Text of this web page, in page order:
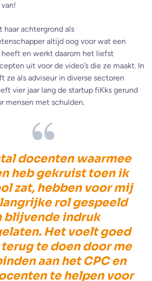
haar achtergrond als
altijd oog voor wat een
en werkt daarom het liefst
uit voor de video’s die ze maakt. In
ze als adviseur in diverse sectoren
vier jaar lang de startup fiKks gerund
mensen met schulden.
docenten waarmee
heb gekruist toen ik
zat, hebben voor mij
rol gespeeld
blijvende indruk
Het voelt goed
te doen door me
aan het CPC en
te helpen voor